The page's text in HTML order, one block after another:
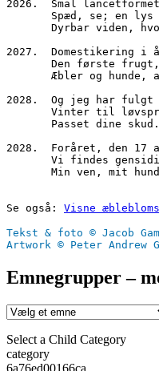
2026.  Smal
Spæd, se; en
Dyrbar viden,
2027.  Domestikering i
Den første
Æbler og
2028.  Og jeg har fulgt
Vinter til
       Passet dine skud.
2028.  Foråret, den 17
Vi findes
Min ven, mit
Se også: Visne
Tekst & foto © Jacob
Artwork © Peter Andrew
Emnegrupper –
Select a Child Category
category
6a76ed00166ca